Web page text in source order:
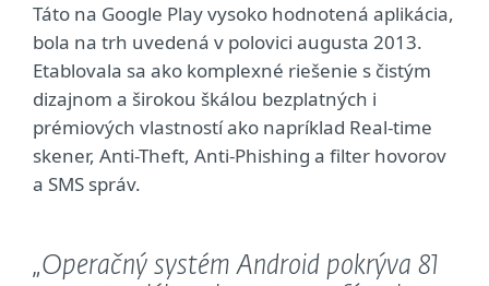
Táto na Google Play vysoko hodnotená aplikácia,
bola na trh uvedená v polovici augusta 2013.
Etablovala sa ako komplexné riešenie s čistým
dizajnom a širokou škálou bezplatných i
prémiových vlastností ako napríklad Real-time
skener, Anti-Theft, Anti-Phishing a filter hovorov
a SMS správ.
„Operačný systém Android pokrýva 81